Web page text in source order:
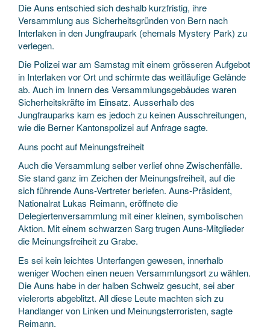
Die Auns entschied sich deshalb kurzfristig, ihre
Versammlung aus Sicherheitsgründen von Bern nach
Interlaken in den Jungfraupark (ehemals Mystery Park) zu
verlegen.
Die Polizei war am Samstag mit einem grösseren Aufgebot
in Interlaken vor Ort und schirmte das weitläufige Gelände
ab. Auch im Innern des Versammlungsgebäudes waren
Sicherheitskräfte im Einsatz. Ausserhalb des
Jungfrauparks kam es jedoch zu keinen Ausschreitungen,
wie die Berner Kantonspolizei auf Anfrage sagte.
Auns pocht auf Meinungsfreiheit
Auch die Versammlung selber verlief ohne Zwischenfälle.
Sie stand ganz im Zeichen der Meinungsfreiheit, auf die
sich führende Auns-Vertreter beriefen. Auns-Präsident,
Nationalrat Lukas Reimann, eröffnete die
Delegiertenversammlung mit einer kleinen, symbolischen
Aktion. Mit einem schwarzen Sarg trugen Auns-Mitglieder
die Meinungsfreiheit zu Grabe.
Es sei kein leichtes Unterfangen gewesen, innerhalb
weniger Wochen einen neuen Versammlungsort zu wählen.
Die Auns habe in der halben Schweiz gesucht, sei aber
vielerorts abgeblitzt. All diese Leute machten sich zu
Handlanger von Linken und Meinungsterroristen, sagte
Reimann.